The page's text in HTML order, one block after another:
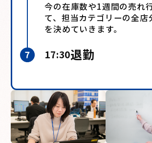
今の在庫数や1週間の売れ
て、担当カテゴリーの全店
を決めていきます。
17:30退勤